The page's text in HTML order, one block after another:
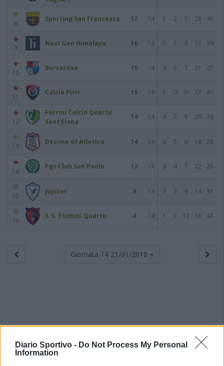
Diario Sportivo - Do Not Process My Personal
Information
8
Sporting San Francesco 17 14 5 2 7 28 40
9
Next Gen Himalaya 16 14 5 1 8 17 19
10
Burcerese 15 14 4 3 7 21 27
11
Calcio Pirri 15 14 5 0 9 17 30
12
Ferrini Calcio Quartu
Sant'Elena
14 14 4 2 8 26 24
13
Decimo 07 Atletico 14 14 3 5 6 18 28
14
Pgs Club San Paolo 13 14 3 4 7 22 28
15
Jupiter 9 14 2 3 9 14 31
16
S.G. Flumini Quartu 4 14 1 1 12 10 43
Giornata 14 21/01/2018